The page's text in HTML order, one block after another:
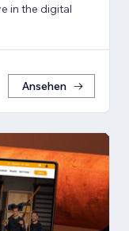
in the digital
Ansehen